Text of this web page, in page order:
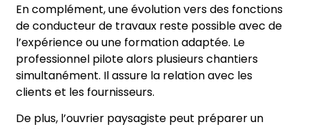
En complément, une évolution vers des fonctions
de conducteur de travaux reste possible avec de
l’expérience ou une formation adaptée. Le
professionnel pilote alors plusieurs chantiers
simultanément. Il assure la relation avec les
clients et les fournisseurs.
De plus, l’ouvrier paysagiste peut préparer un